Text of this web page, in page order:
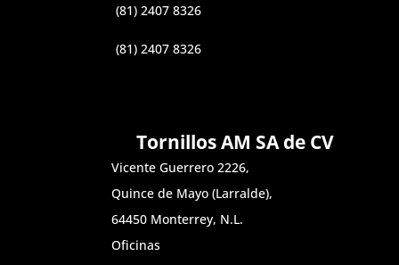
(81) 2407 8326
(81) 2407 8326
Tornillos AM SA de CV
Vicente Guerrero 2226,
Quince de Mayo (Larralde),
64450 Monterrey, N.L.
Oficinas